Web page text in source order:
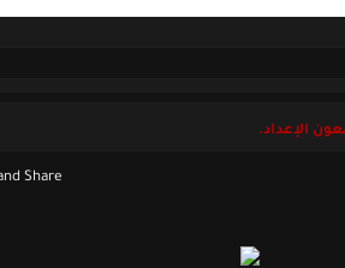
الإعداد.